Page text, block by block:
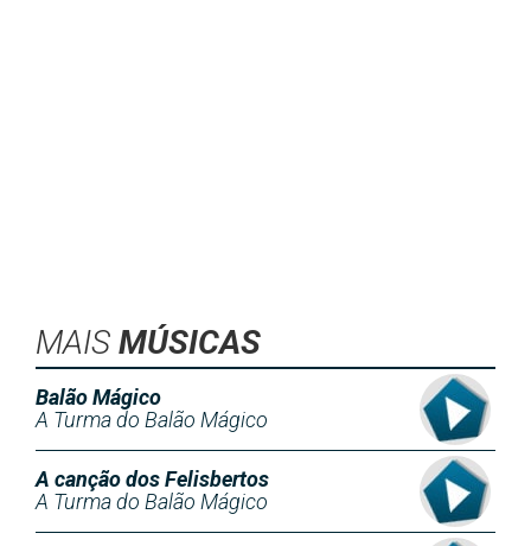
MAIS MÚSICAS
Balão Mágico
A Turma do Balão Mágico
A canção dos Felisbertos
A Turma do Balão Mágico